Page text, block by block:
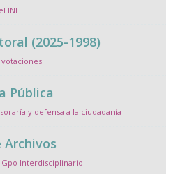
INE
(2025-1998)
votaciones
Pública
y defensa a la ciudadanía
Archivos
Gpo Interdisciplinario